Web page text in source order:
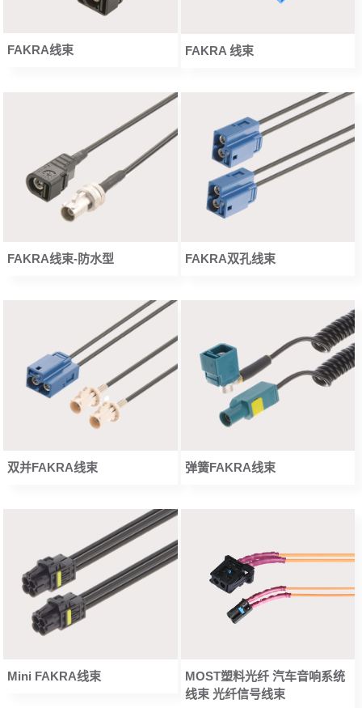
FAKRA线束 FAKRA 线束
FAKRA线束-防水型 FAKRA双孔线束
双并FAKRA线束 弹簧FAKRA线束
Mini FAKRA线束
MOST塑料光纤 汽车音响系统
线束 光纤信号线束